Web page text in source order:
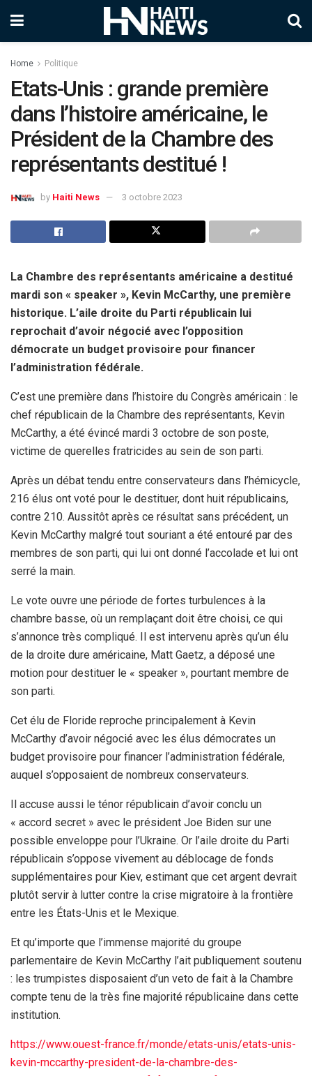
Home Politique
Etats-Unis : grande première
dans l’histoire américaine, le
Président de la Chambre des
représentants destitué !
by Haiti News 3 octobre 2023
La Chambre des représentants américaine a destitué
mardi son « speaker », Kevin McCarthy, une première
historique. L’aile droite du Parti républicain lui
reprochait d’avoir négocié avec l’opposition
démocrate un budget provisoire pour financer
l’administration fédérale.
C’est une première dans l’histoire du Congrès américain : le
chef républicain de la Chambre des représentants, Kevin
McCarthy, a été évincé mardi 3 octobre de son poste,
victime de querelles fratricides au sein de son parti.
Après un débat tendu entre conservateurs dans l’hémicycle,
216 élus ont voté pour le destituer, dont huit républicains,
contre 210. Aussitôt après ce résultat sans précédent, un
Kevin McCarthy malgré tout souriant a été entouré par des
membres de son parti, qui lui ont donné l’accolade et lui ont
serré la main.
Le vote ouvre une période de fortes turbulences à la
chambre basse, où un remplaçant doit être choisi, ce qui
s’annonce très compliqué. Il est intervenu après qu’un élu
de la droite dure américaine, Matt Gaetz, a déposé une
motion pour destituer le « speaker », pourtant membre de
son parti.
Cet élu de Floride reproche principalement à Kevin
McCarthy d’avoir négocié avec les élus démocrates un
budget provisoire pour financer l’administration fédérale,
auquel s’opposaient de nombreux conservateurs.
Il accuse aussi le ténor républicain d’avoir conclu un
« accord secret » avec le président Joe Biden sur une
possible enveloppe pour l’Ukraine. Or l’aile droite du Parti
républicain s’oppose vivement au déblocage de fonds
supplémentaires pour Kiev, estimant que cet argent devrait
plutôt servir à lutter contre la crise migratoire à la frontière
entre les États-Unis et le Mexique.
Et qu’importe que l’immense majorité du groupe
parlementaire de Kevin McCarthy l’ait publiquement soutenu
: les trumpistes disposaient d’un veto de fait à la Chambre
compte tenu de la très fine majorité républicaine dans cette
institution.
https://www.ouest-france.fr/monde/etats-unis/etats-unis-
kevin-mccarthy-president-de-la-chambre-des-